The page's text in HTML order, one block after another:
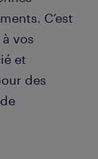
C’est
vos
et
des